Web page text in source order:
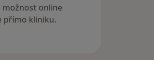
možnost online
přímo kliniku.